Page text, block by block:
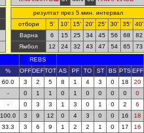
резултат през 5 мин. интервал
отбори
5' 10' 15' 20' 25' 30' 35'
40'
Варна
6 15 25 34 45 56 68
82
Ямбол
12 24 32 43 47 54 65
73
REBS
% OFFDEFTOT AS PF TO ST BS PTS EFF
60.0 3 2 5 8 1 4 3 0 18
20
- 0 1 1 0 1 0 0 0 0
0
- 0 3 3 1 3 0 1 0 2
6
100.0 3 9 12 0 4 3 0 0 16
18
33.3 3 6 9 1 2 2 1 0 17
16